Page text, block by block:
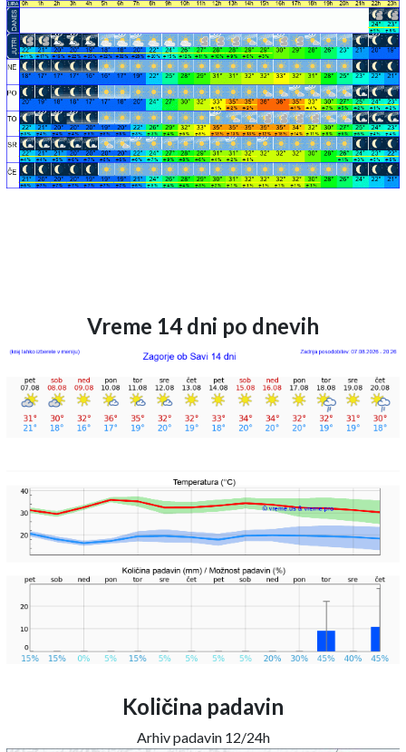
Vreme 14 dni po dnevih
Količina padavin
Arhiv padavin 12/24h